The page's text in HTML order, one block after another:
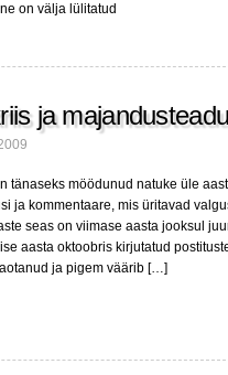
on välja lülitatud
ja
tänaseks möödunud natuke üle
ja kommentaare, mis üritavad
seas on viimase aasta jooksul
aasta oktoobris kirjutatud
ja pigem väärib […]